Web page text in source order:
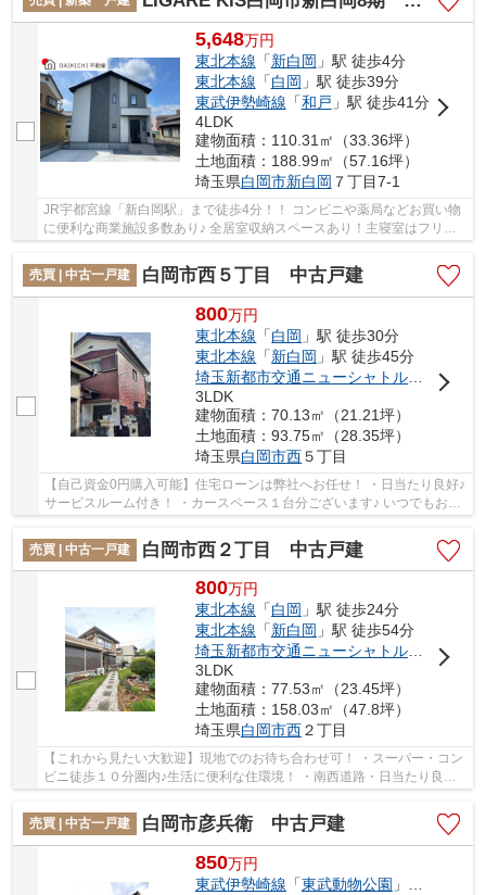
5,648万円
東北本線 「新白岡 」駅 徒歩4分
東北本線 「白岡 」駅 徒歩39分
東武伊勢崎線 「和戸 」駅 徒歩41分
4LDK
建物面積：110.31㎡（33.36坪）
土地面積：188.99㎡（57.16坪）
埼玉県白岡市新白岡 ７丁目7-1
JR宇都宮線「新白岡駅」まで徒歩4分！！ コンビニや薬局などお買い物
に便利な商業施設多数あり♪ 全居室収納スペースあり！主寝室はフリー
スペース付き♪ 経験豊富なキャリアのあるスタ...
売買 | 中古一戸建
白岡市西５丁目 中古戸建
800万円
東北本線 「白岡 」駅 徒歩30分
東北本線 「新白岡 」駅 徒歩45分
伊奈中央
3LDK
建物面積：70.13㎡（21.21坪）
土地面積：93.75㎡（28.35坪）
埼玉県白岡市西５丁目
【自己資金0円購入可能】住宅ローンは弊社へお任せ！ ・日当たり良好♪
サービスルーム付き！ ・カースペース１台分ございます♪ いつでもお気
軽にお声がけください♪ 駅からの送迎が...
売買 | 中古一戸建
白岡市西２丁目 中古戸建
800万円
東北本線 「白岡 」駅 徒歩24分
東北本線 「新白岡 」駅 徒歩54分
埼玉新都市交通ニューシャトル
「 伊奈中央
3LDK
建物面積：77.53㎡（23.45坪）
土地面積：158.03㎡（47.8坪）
埼玉県白岡市西２丁目
【これから見たい大歓迎】現地でのお待ち合わせ可！ ・スーパー・コン
ビニ徒歩１０分圏内♪生活に便利な住環境！ ・南西道路・日当たり良
売買 | 中古一戸建
白岡市彦兵衛 中古戸建
850万円
東武伊勢崎線 「東武動物公園 」駅 徒歩43分